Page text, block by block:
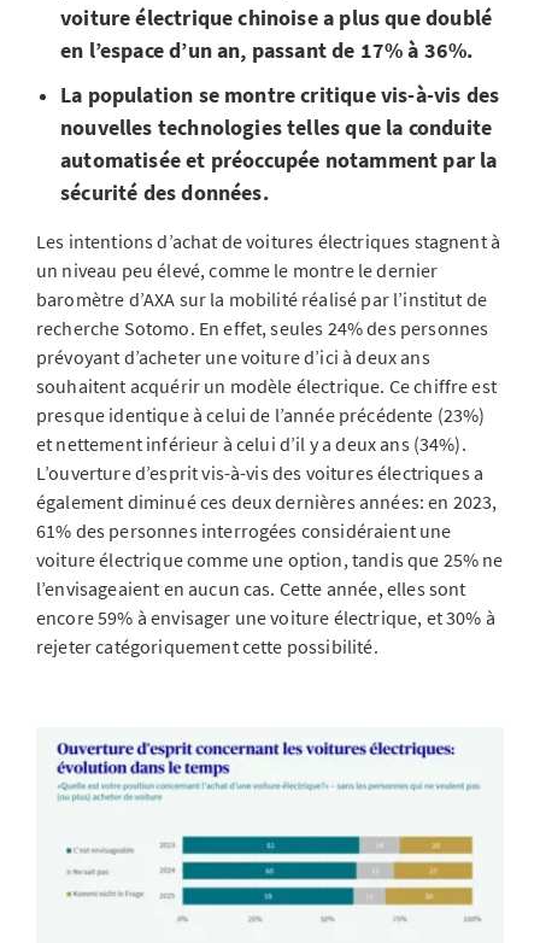
voiture électrique chinoise a plus que doublé
en l’espace d’un an, passant de 17% à 36%.
La population se montre critique vis-à-vis des
nouvelles technologies telles que la conduite
automatisée et préoccupée notamment par la
sécurité des données.
Les intentions d’achat de voitures électriques stagnent à
un niveau peu élevé, comme le montre le dernier
baromètre d’AXA sur la mobilité réalisé par l’institut de
recherche Sotomo. En effet, seules 24% des personnes
prévoyant d’acheter une voiture d’ici à deux ans
souhaitent acquérir un modèle électrique. Ce chiffre est
presque identique à celui de l’année précédente (23%)
et nettement inférieur à celui d’il y a deux ans (34%).
L’ouverture d’esprit vis-à-vis des voitures électriques a
également diminué ces deux dernières années: en 2023,
61% des personnes interrogées considéraient une
voiture électrique comme une option, tandis que 25% ne
l’envisageaient en aucun cas. Cette année, elles sont
encore 59% à envisager une voiture électrique, et 30% à
rejeter catégoriquement cette possibilité.